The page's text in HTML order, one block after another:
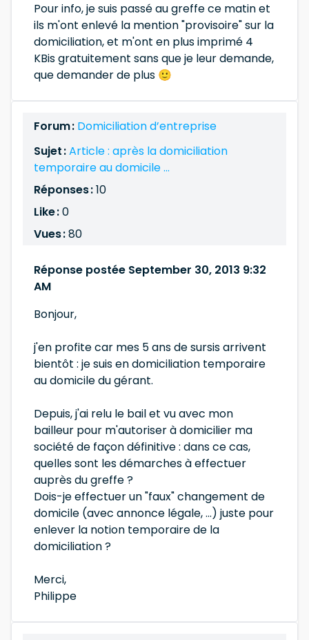
Pour info, je suis passé au greffe ce matin et
ils m'ont enlevé la mention "provisoire" sur la
domiciliation, et m'ont en plus imprimé 4
KBis gratuitement sans que je leur demande,
que demander de plus 🙂
Forum : Domiciliation d’entreprise
Sujet :Article : après la domiciliation
temporaire au domicile ...
Réponses :10
Like :0
Vues :80
Réponse postée September 30, 2013 9:32
AM
Bonjour,
j'en profite car mes 5 ans de sursis arrivent
bientôt : je suis en domiciliation temporaire
au domicile du gérant.
Depuis, j'ai relu le bail et vu avec mon
bailleur pour m'autoriser à domicilier ma
société de façon définitive : dans ce cas,
quelles sont les démarches à effectuer
auprès du greffe ?
Dois-je effectuer un "faux" changement de
domicile (avec annonce légale, ...) juste pour
enlever la notion temporaire de la
domiciliation ?
Merci,
Philippe